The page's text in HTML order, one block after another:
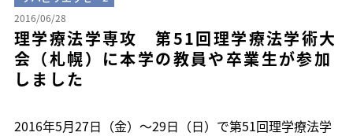
2016/06/28
理学療法学専攻 第51回理学療法学術大
会（札幌）に本学の教員や卒業生が参加
しました
2016年5月27日（金）～29日（日）で第51回理学療法学